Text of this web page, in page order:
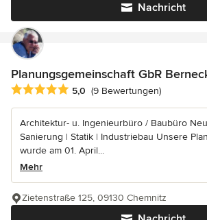
Nachricht
Planungsgemeinschaft GbR
Durchschnittliche Bewertung: 5 von 5
5,0 (9 Bewertungen)
Architektur- u. Ingenieurbüro / Baubüro
Sanierung | Statik | Industriebau Unsere
wurde am 01. April...
Mehr
Zietenstraße 125, 09130 Chemnitz